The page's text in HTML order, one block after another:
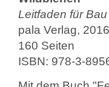
Leitfaden für
pala Verlag, 2016
160 Seiten
ISBN: 978-3-